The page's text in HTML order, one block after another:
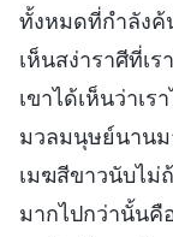
ทั้งหมดที่กำลังค้
เห็นสง่าราศีที่เ
เขาได้เห็นว่าเ
มวลมนุษย์นานม
เมฆสีขาวนับไม่
มากไปกว่านั้นคื